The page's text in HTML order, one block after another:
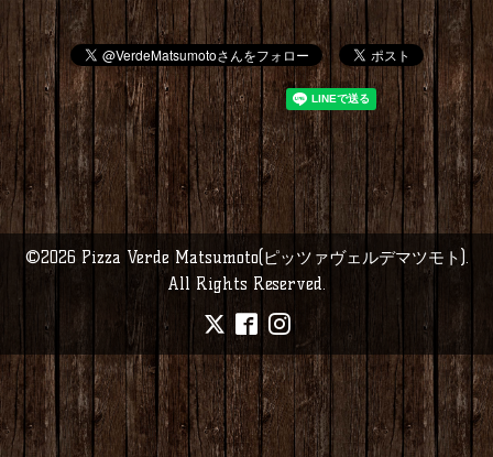
©2026 Pizza Verde Matsumoto(ピッツァヴェルデマツモト).
All Rights Reserved.